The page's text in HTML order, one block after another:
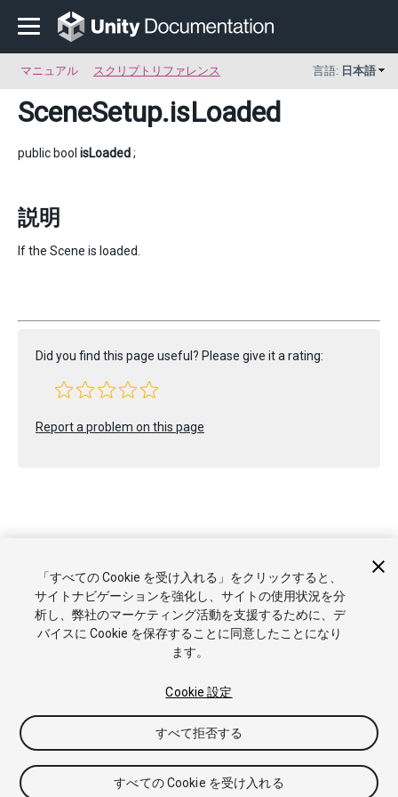
マニュアル スクリプトリファレンス 言語: 日本語
SceneSetup.isLoaded
public bool isLoaded;
説明
If the Scene is loaded.
Did you find this page useful? Please give it a rating:
Report a problem on this page
チュートリアル
Answers ナレッジベース フォーラム
ットストア
商標と利用規約 法律関連
プライバシーポリシー
クッキー
私の個人情報を販売または共有しない
Cookie 優先設定
「すべての Cookie を受け入れる」をクリックすると、
サイトナビゲーションを強化し、サイトの使用状況を分
析し、弊社のマーケティング活動を支援するために、デ
バイスに Cookie を保存することに同意したことになり
ます。
Cookie 設定
すべて拒否する
すべての Cookie を受け入れる